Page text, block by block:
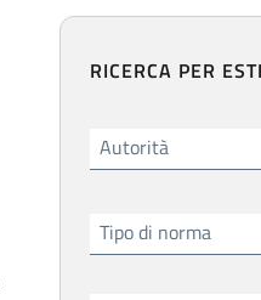
RICERCA PER
Autorità
Tipo di norma